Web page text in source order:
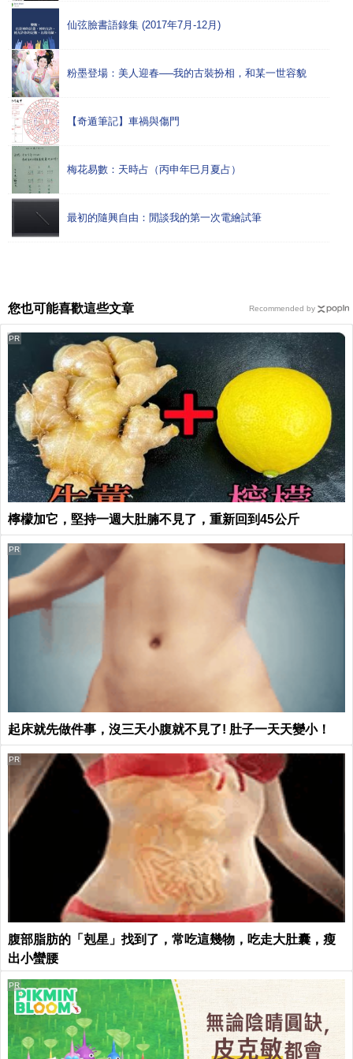
仙弦臉書語錄集 (2017年7月-12月)
粉墨登場：美人迎春──我的古裝扮相，和某一世容貌
【奇遁筆記】車禍與傷門
梅花易數：天時占（丙申年巳月夏占）
最初的隨興自由：閒談我的第一次電繪試筆
您也可能喜歡這些文章
檸檬加它，堅持一週大肚腩不見了，重新回到45公斤
PR
起床就先做件事，沒三天小腹就不見了! 肚子一天天變小！
PR
腹部脂肪的「剋星」找到了，常吃這幾物，吃走大肚囊，瘦
出小蠻腰
PR
PR
Recommended by